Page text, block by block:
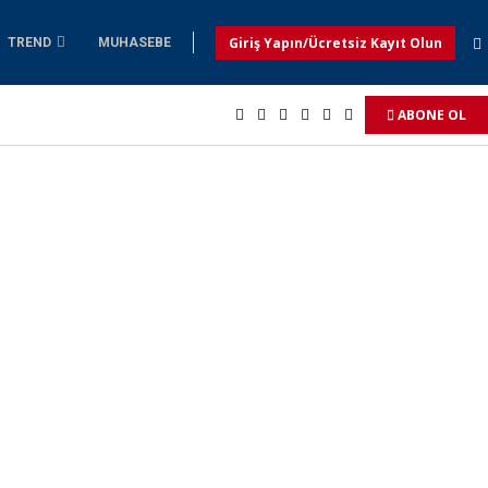
TREND MUHASEBE Giriş Yapın/Ücretsiz Kayıt Olun
ABONE OL